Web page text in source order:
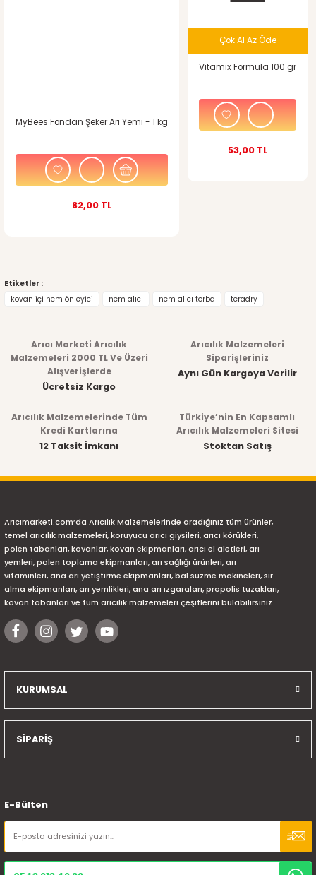
MyBees Fondan Şeker Arı Yemi - 1 kg
82,00 TL
Çok Al Az Öde
Vitamix Formula 100 gr
53,00 TL
Etiketler :
kovan içi nem önleyici
nem alıcı nem alıcı torba teradry
Arıcı Marketi Arıcılık
Malzemeleri 2000 TL Ve Üzeri
Alışverişlerde
Ücretsiz Kargo
Arıcılık Malzemeleri
Siparişleriniz
Aynı Gün Kargoya Verilir
Arıcılık Malzemelerinde Tüm
Kredi Kartlarına
12 Taksit İmkanı
Türkiye’nin En Kapsamlı
Arıcılık Malzemeleri Sitesi
Stoktan Satış
Arıcımarketi.com’da Arıcılık Malzemelerinde aradığınız tüm ürünler,
temel arıcılık malzemeleri, koruyucu arıcı giysileri, arıcı körükleri,
polen tabanları, kovanlar, kovan ekipmanları, arıcı el aletleri, arı
yemleri, polen toplama ekipmanları, arı sağlığı ürünleri, arı
vitaminleri, ana arı yetiştirme ekipmanları, bal süzme makineleri, sır
alma ekipmanları, arı yemlikleri, ana arı ızgaraları, propolis tuzakları,
kovan tabanları ve tüm arıcılık malzemeleri çeşitlerini bulabilirsiniz.
KURUMSAL
SİPARİŞ
E-Bülten